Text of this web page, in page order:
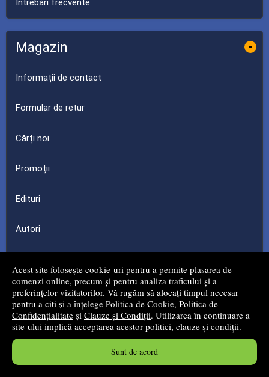
Acest site folosește cookie-uri pentru a permite plasarea de
comenzi online, precum și pentru analiza traficului și a
preferințelor vizitatorilor. Vă rugăm să alocați timpul necesar
pentru a citi și a înțelege Politica de Cookie, Politica de
Confidențialitate și Clauze și Condiții. Utilizarea în continuare a
site-ului implică acceptarea acestor politici, clauze și condiții.
Sunt de acord
Întrebări frecvente
Magazin -
Informații de contact
Formular de retur
Cărți noi
Promoții
Edituri
Autori
Top & Setări
Cele mai vândute cărți
Cele mai comentate cărți